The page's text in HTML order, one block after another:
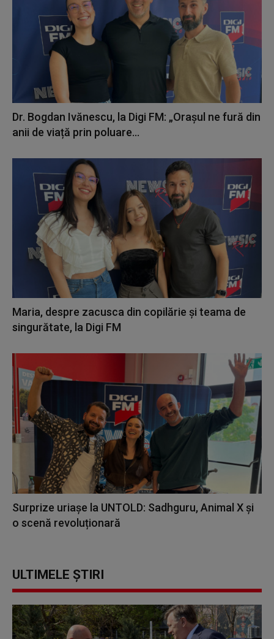
Dr. Bogdan Ivănescu, la Digi FM: „Orașul ne fură din
anii de viață prin poluare...
Maria, despre zacusca din copilărie și teama de
singurătate, la Digi FM
Surprize uriașe la UNTOLD: Sadhguru, Animal X și
o scenă revoluționară
ULTIMELE ȘTIRI